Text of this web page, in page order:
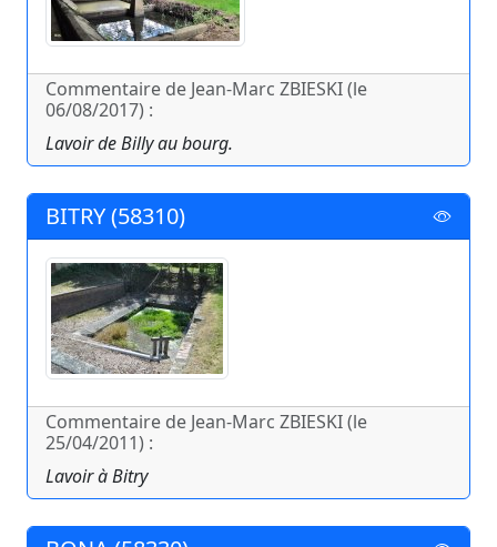
Commentaire de Jean-Marc ZBIESKI (le
06/08/2017) :
Lavoir de Billy au bourg.
BITRY (58310)
Commentaire de Jean-Marc ZBIESKI (le
25/04/2011) :
Lavoir à Bitry